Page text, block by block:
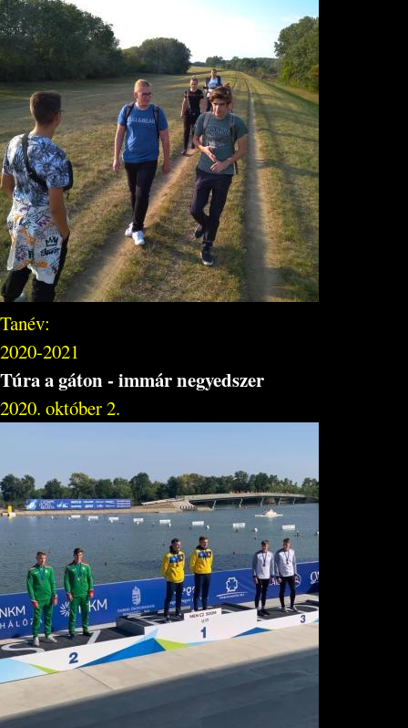
Tanév:
2020-2021
Túra a gáton - immár negyedszer
2020. október 2.